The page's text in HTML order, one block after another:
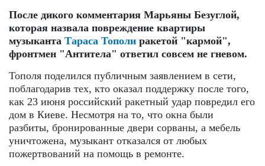
После дикого комментария Марьяны Безуглой,
которая назвала повреждение квартиры
музыканта Тараса Тополи ракетой "кармой",
фронтмен "Антитела" ответил совсем не гневом.
Тополя поделился публичным заявлением в сети,
поблагодарив тех, кто оказал поддержку после того,
как 23 июня российский ракетный удар повредил его
дом в Киеве. Несмотря на то, что окна были
разбиты, бронированные двери сорваны, а мебель
уничтожена, музыкант отказался от любых
пожертвований на помощь в ремонте.